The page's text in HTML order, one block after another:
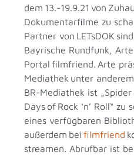
dem 13.-19.9.21 von
Dokumentarfilme zu
Partner von LETsDOK
Bayrische Rundfunk,
Portal filmfriend. Arte
Mediathek unter
BR-Mediathek ist
Days of Rock ‘n’ Roll“ zu
eines verfügbaren
außerdem beifilmfriend
streamen. Abrufbar ist